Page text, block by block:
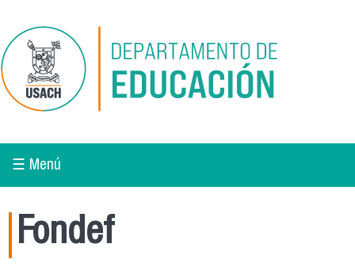
☰ Menú
Fondef